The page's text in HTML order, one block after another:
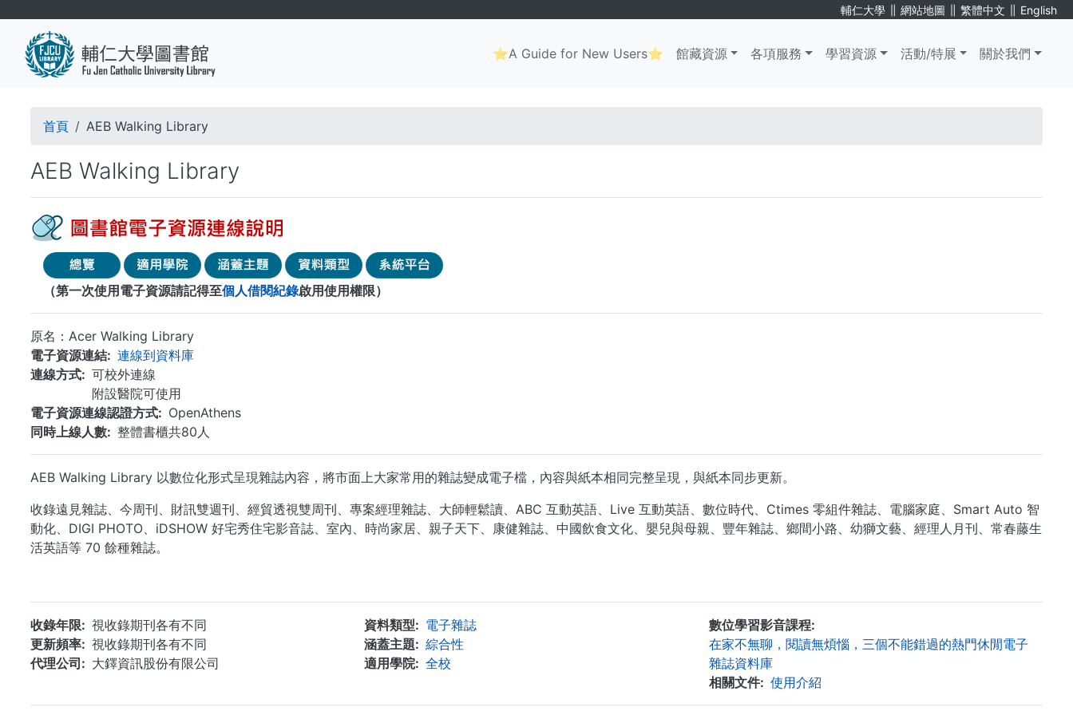
輔仁大學 ∥ 網站地圖 ∥ 繁體中文 ∥ English
Main
navigation
⭐A Guide for New Users⭐ 館藏資源 各項服務 學習資源 活動/特展 關於我們
導
連
結
首頁 AEB Walking Library
AEB Walking Library
（第一次使用電子資源請記得至個人借閱紀錄啟用使用權限）
原名：Acer Walking Library
電子資源連結
連線到資料庫
連線方式
可校外連線
附設醫院可使用
電子資源連線認證方式
OpenAthens
同時上線人數
整體書櫃共80人
AEB Walking Library 以數位化形式呈現雜誌內容，將市面上大家常用的雜誌變成電子檔，內容與紙本相同完整呈現，與紙本同步更新。
收錄遠見雜誌、今周刊、財訊雙週刊、經貿透視雙周刊、專案經理雜誌、大師輕鬆讀、ABC 互動英語、Live 互動英語、數位時代、Ctimes 零組件雜誌、電腦家庭、Smart Auto 智
動化、DIGI PHOTO、iDSHOW 好宅秀住宅影音誌、室內、時尚家居、親子天下、康健雜誌、中國飲食文化、嬰兒與母親、豐年雜誌、鄉間小路、幼獅文藝、經理人月刊、常春藤生
活英語等 70 餘種雜誌。
收錄年限
視收錄期刊各有不同
更新頻率
視收錄期刊各有不同
代理公司
大鐸資訊股份有限公司
資料類型
電子雜誌
涵蓋主題
綜合性
適用學院
全校
數位學習影音課程
在家不無聊，閱讀無煩惱，三個不能錯過的熱門休閒電子
雜誌資料庫
相關文件
使用介紹